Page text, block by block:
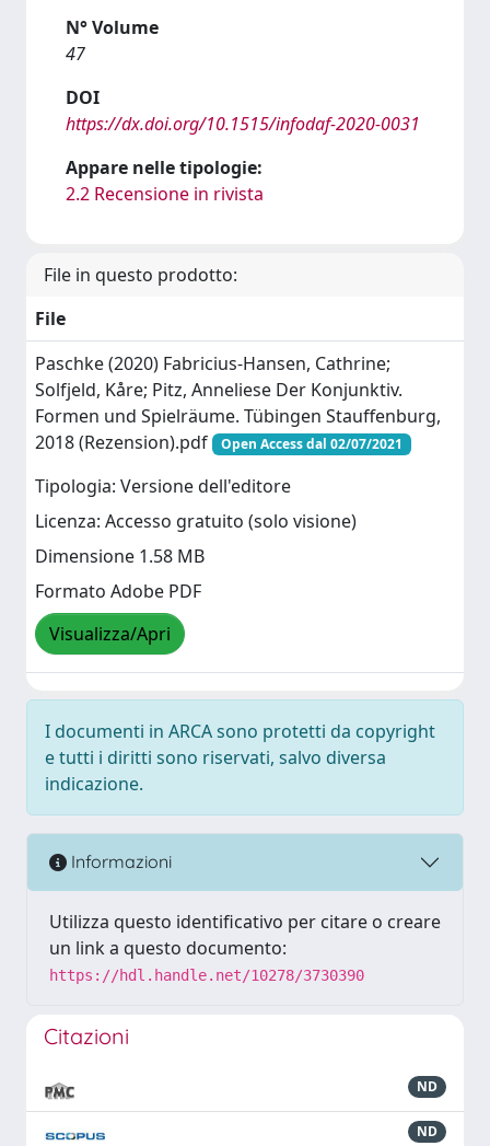
N° Volume
47
DOI
https://dx.doi.org/10.1515/infodaf-2020-0031
Appare nelle tipologie:
2.2 Recensione in rivista
File in questo prodotto:
File
Paschke (2020) Fabricius-Hansen, Cathrine;
Solfjeld, Kåre; Pitz, Anneliese Der Konjunktiv.
Formen und Spielräume. Tübingen Stauffenburg,
2018 (Rezension).pdf
Open Access dal 02/07/2021
Tipologia: Versione dell'editore
Licenza: Accesso gratuito (solo visione)
Dimensione 1.58 MB
Formato Adobe PDF
Visualizza/Apri
I documenti in ARCA sono protetti da copyright
e tutti i diritti sono riservati, salvo diversa
indicazione.
Informazioni
Utilizza questo identificativo per citare o creare
un link a questo documento:
https://hdl.handle.net/10278/3730390
Citazioni
ND
ND